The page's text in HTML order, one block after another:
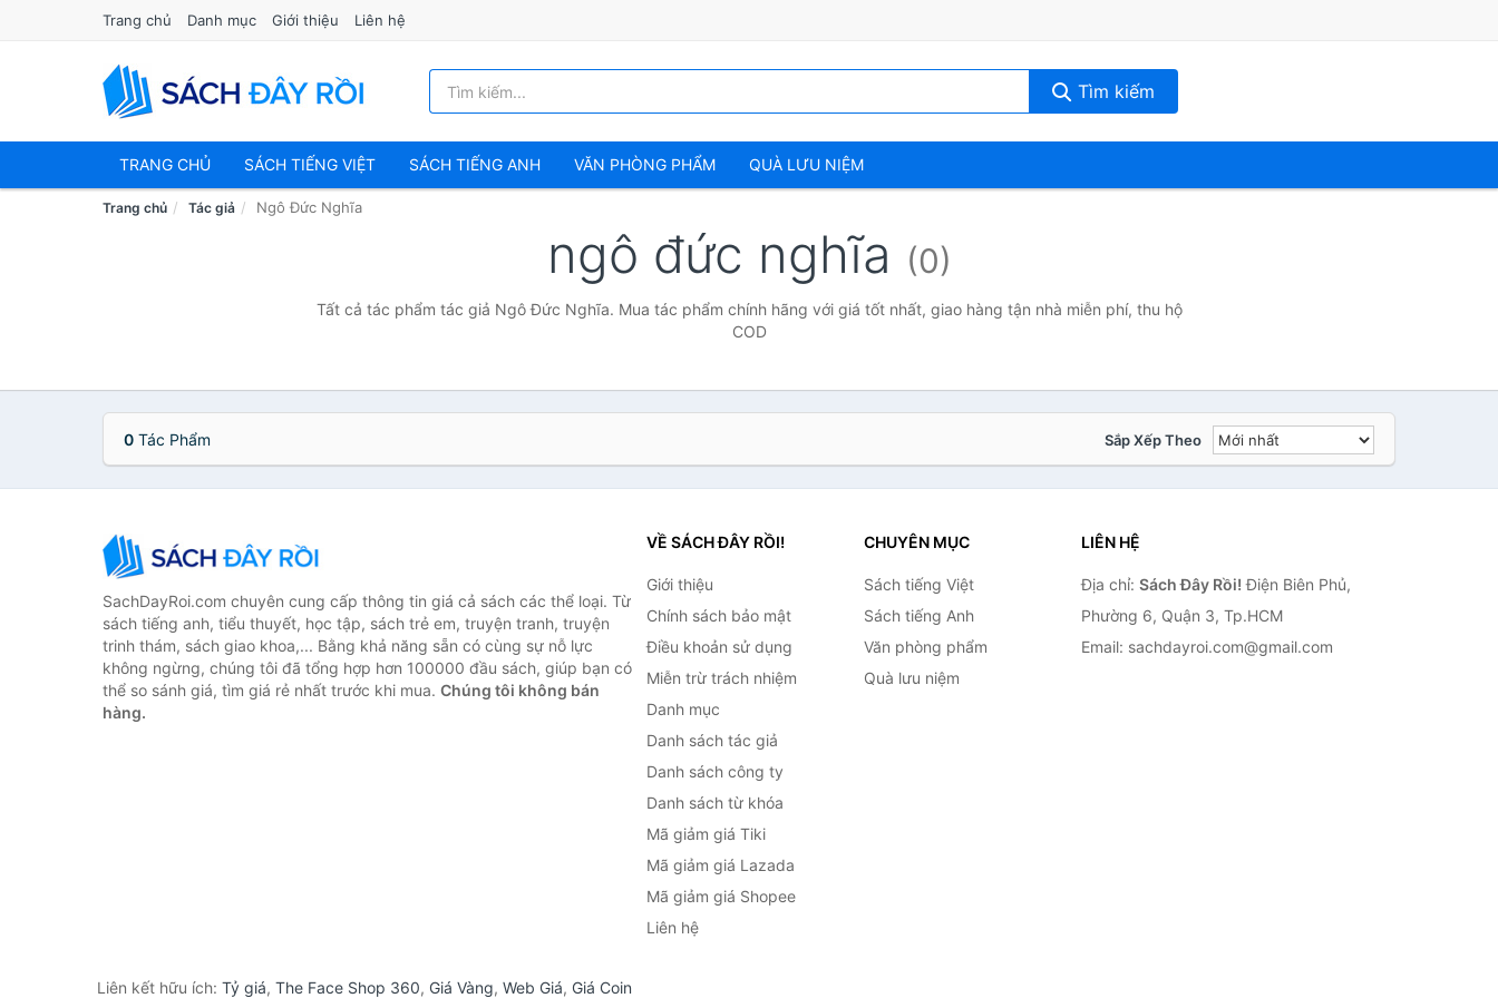
Trang chủ Danh mục Giới thiệu Liên hệ
Tìm kiếm
TRANG CHỦ SÁCH TIẾNG VIỆT SÁCH TIẾNG ANH VĂN PHÒNG PHẨM QUÀ LƯU NIỆM
Trang chủ Tác giả Ngô Đức Nghĩa
ngô đức nghĩa (0)
Tất cả tác phẩm tác giả Ngô Đức Nghĩa. Mua tác phẩm chính hãng với giá tốt nhất, giao hàng tận nhà miễn phí, thu hộ
COD
0 Tác Phẩm Sắp Xếp Theo
SachDayRoi.com chuyên cung cấp thông tin giá cả sách các thể loại. Từ
sách tiếng anh, tiểu thuyết, học tập, sách trẻ em, truyện tranh, truyện
trinh thám, sách giao khoa,... Bằng khả năng sẵn có cùng sự nỗ lực
không ngừng, chúng tôi đã tổng hợp hơn 100000 đầu sách, giúp bạn có
thể so sánh giá, tìm giá rẻ nhất trước khi mua. Chúng tôi không bán
hàng.
VỀ SÁCH ĐÂY RỒI!
Giới thiệu
Chính sách bảo mật
Điều khoản sử dụng
Miễn trừ trách nhiệm
Danh mục
Danh sách tác giả
Danh sách công ty
Danh sách từ khóa
Mã giảm giá Tiki
Mã giảm giá Lazada
Mã giảm giá Shopee
Liên hệ
CHUYÊN MỤC
Sách tiếng Việt
Sách tiếng Anh
Văn phòng phẩm
Quà lưu niệm
LIÊN HỆ
Địa chỉ: Sách Đây Rồi! Điện Biên Phủ,
Phường 6, Quận 3, Tp.HCM
Email: sachdayroi.com@gmail.com
Liên kết hữu ích: Tỷ giá, The Face Shop 360, Giá Vàng, Web Giá, Giá Coin